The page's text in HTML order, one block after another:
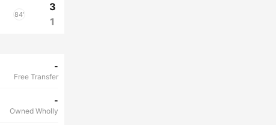
84'
3
1
-
Free Transfer
-
Owned Wholly